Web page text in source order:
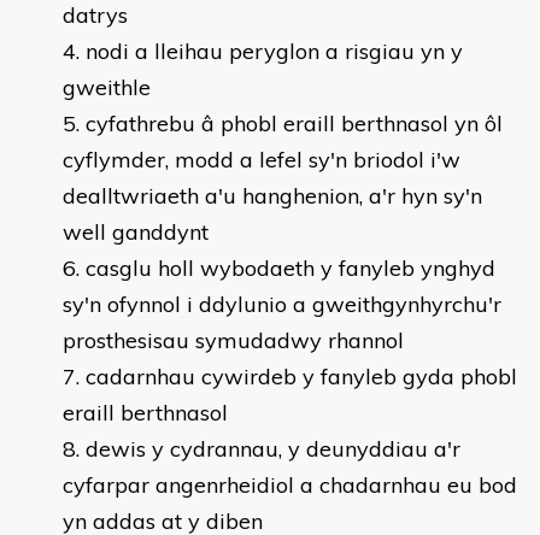
datrys
nodi a lleihau peryglon a risgiau yn y
gweithle
cyfathrebu â phobl eraill berthnasol yn ôl
cyflymder, modd a lefel sy'n briodol i'w
dealltwriaeth a'u hanghenion, a'r hyn sy'n
well ganddynt
casglu holl wybodaeth y fanyleb ynghyd
sy'n ofynnol i ddylunio a gweithgynhyrchu'r
prosthesisau symudadwy rhannol
cadarnhau cywirdeb y fanyleb gyda phobl
eraill berthnasol
dewis y cydrannau, y deunyddiau a'r
cyfarpar angenrheidiol a chadarnhau eu bod
yn addas at y diben